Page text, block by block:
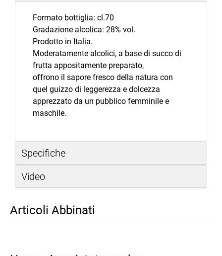
Formato bottiglia: cl.70
Gradazione alcolica: 28% vol.
Prodotto in Italia.
Moderatamente alcolici, a base di succo di
frutta appositamente preparato,
offrono il sapore fresco della natura con
quel guizzo di leggerezza e dolcezza
apprezzato da un pubblico femminile e
maschile.
Specifiche
Video
Articoli Abbinati